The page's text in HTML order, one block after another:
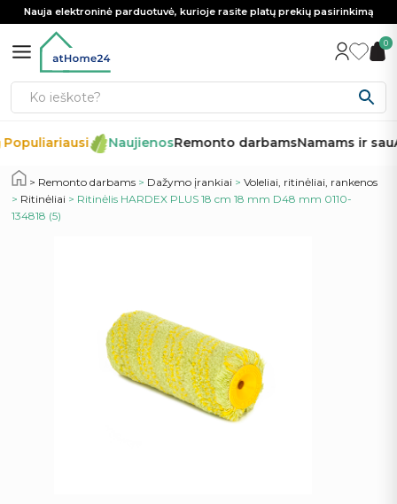
Nauja elektroninė parduotuvė, kurioje rasite platų prekių pasirinkimą
0
Populiariausi NaujienosRemonto darbamsNamams ir sau
Remonto darbams > Dažymo įrankiai >Voleliai, ritinėliai, rankenos
> Ritinėliai > Ritinėlis HARDEX PLUS 18 cm 18 mm D48 mm 0110-
134818 (5)